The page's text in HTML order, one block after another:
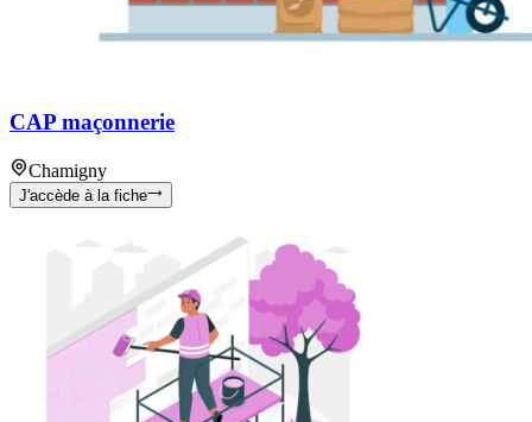
CAP maçonnerie
Chamigny
J'accède à la fiche